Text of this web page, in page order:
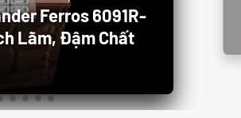
Ferros 8132S
Trọng, Đẳng